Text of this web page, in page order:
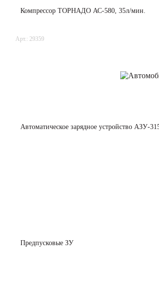
Компрессор ТОРНАДО АС-580, 35л/мин.
Арт.: 29359
Автоматическое зарядное устройство АЗУ-
Предпусковые ЗУ